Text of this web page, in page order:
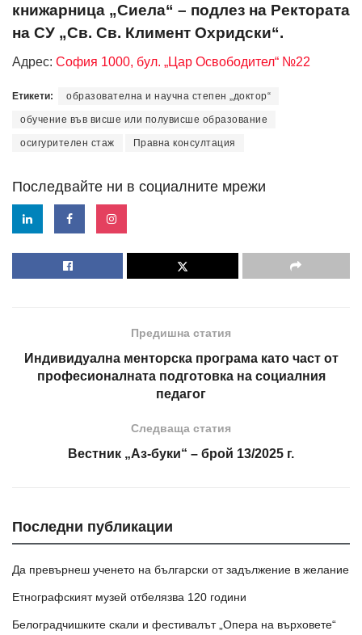
книжарница „Сиела“ – подлез на Ректората
на СУ „Св. Св. Климент Охридски“.
Адрес: София 1000, бул. „Цар Освободител“ №22
Етикети: образователна и научна степен „доктор“
обучение във висше или полувисше образование
осигурителен стаж Правна консултация
Последвайте ни в социалните мрежи
Предишна статия
Индивидуална менторска програма като част от
професионалната подготовка на социалния
педагог
Следваща статия
Вестник „Аз-буки“ – брой 13/2025 г.
Последни публикации
Да превърнеш ученето на български от задължение в желание
Етнографският музей отбелязва 120 години
Белоградчишките скали и фестивалът „Опера на върховете“